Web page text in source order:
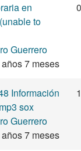
en
to
Guerrero
7 meses
0
Información
sox
Guerrero
7 meses
1